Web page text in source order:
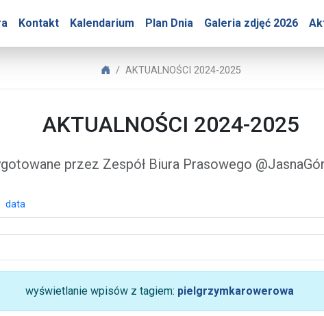
Kontakt Kalendarium Plan Dnia Galeria zdjęć 2026
– AKTUALNOŚCI
Biuro Prasowe Jasnej Góry
AKTUALNOŚCI 2024-2025
AKTUALNOŚCI 2024-2025
przez Zespół Biura Prasowego
data
wyświetlanie wpisów z tagiem: pielgrzymkarowerowa